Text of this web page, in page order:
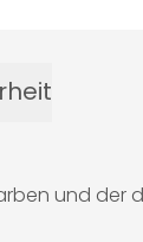
und der